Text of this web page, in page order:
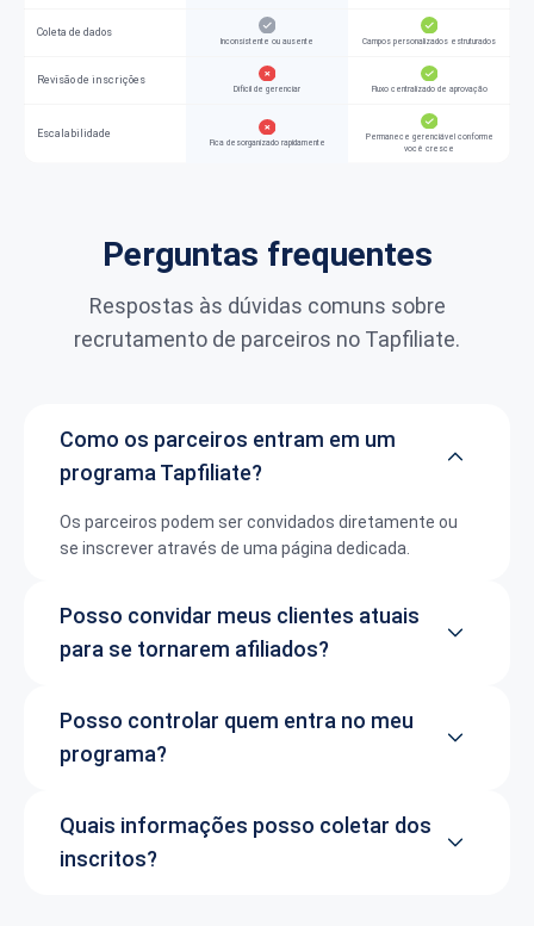
Coleta de dados
Inconsistente ou ausente Campos personalizados estruturados
Revisão de inscrições
Difícil de gerenciar Fluxo centralizado de aprovação
Escalabilidade
Fica desorganizado rapidamente
Permanece gerenciável conforme
você cresce
Perguntas frequentes
Respostas às dúvidas comuns sobre
recrutamento de parceiros no Tapfiliate.
Como os parceiros entram em um
programa Tapfiliate?
Os parceiros podem ser convidados diretamente ou
se inscrever através de uma página dedicada.
Posso convidar meus clientes atuais
para se tornarem afiliados?
Posso controlar quem entra no meu
programa?
Quais informações posso coletar dos
inscritos?